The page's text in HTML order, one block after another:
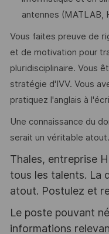
antennes (MATLAB,
Vous faites preuve de
et de motivation pour
pluridisciplinaire. Vous
stratégie d'IVV. Vous
pratiquez l'anglais à
Une connaissance du
serait un véritable atout.
Thales, entreprise
tous les talents. La
atout. Postulez et
Le poste pouvant
informations